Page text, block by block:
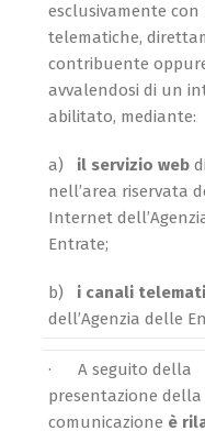
esclusivamente
telematiche,
contribuente
avvalendosi di un
abilitato, mediante:
a) il servizio web
nell’area riservata
Internet
Entrate;
b) i canali
dell’Agenzia delle
· A seguito della
presentazione della
comunicazione è